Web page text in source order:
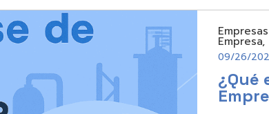
Empresa,
09/26/
¿Qué